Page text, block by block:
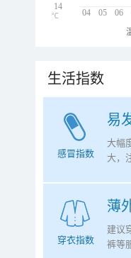
04 05 06
14
℃
生活指数
易
感冒指数
大幅
大，
薄
穿衣指数
建议
裤等